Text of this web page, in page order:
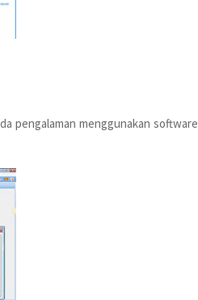
pengalaman menggunakan software